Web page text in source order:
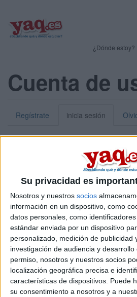
Su privacidad es
Nosotros y nuestros socios
información en un dispositivo, como
datos personales, como
estándar enviada por un dispositivo
personalizado, medición de publicidad
investigación de audiencia y desarrollo
permiso, nosotros y nuestros socios
localización geográfica precisa e
características de dispositivos. Puede
su consentimiento a nosotros y a
¿Dónde estoy?
Cuenta de
Regístrate inicia sesión
Puedes iniciar sesión introduciendo tu
dirección de correo electrónico.
Contraseña:*
Introduce la contraseña que